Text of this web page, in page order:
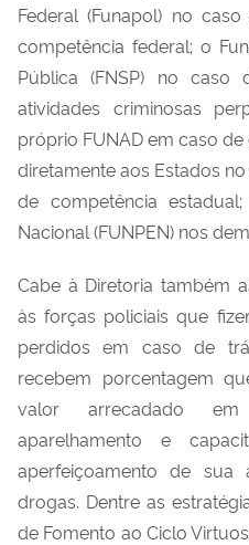
Federal (Funapol) no
competência federal; o
Pública (FNSP) no caso
atividades criminosas
próprio FUNAD em caso
diretamente aos Estados
de competência
Nacional (FUNPEN) nos
Cabe à Diretoria também
às forças policiais que
perdidos em caso de
recebem porcentagem
valor arrecadado
aparelhamento e
aperfeiçoamento de
drogas. Dentre as
de Fomento ao Ciclo